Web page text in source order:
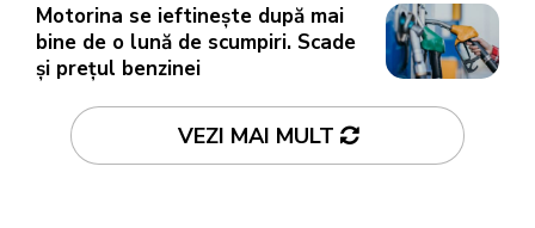
Motorina se ieftinește după mai
bine de o lună de scumpiri. Scade
și prețul benzinei
VEZI MAI MULT